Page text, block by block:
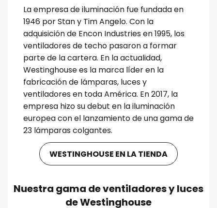
La empresa de iluminación fue fundada en
1946 por Stan y Tim Angelo. Con la
adquisición de Encon Industries en 1995, los
ventiladores de techo pasaron a formar
parte de la cartera. En la actualidad,
Westinghouse es la marca líder en la
fabricación de lámparas, luces y
ventiladores en toda América. En 2017, la
empresa hizo su debut en la iluminación
europea con el lanzamiento de una gama de
23 lámparas colgantes.
WESTINGHOUSE EN LA TIENDA
Nuestra gama de ventiladores y luces
de Westinghouse